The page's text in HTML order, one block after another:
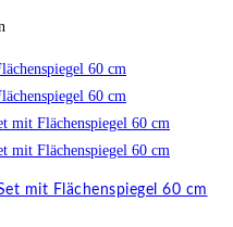
mit Flächenspiegel 60 cm